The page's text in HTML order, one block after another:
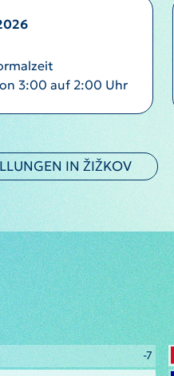
3:00 auf 2:00 Uhr
IN ŽIŽKOV
-7